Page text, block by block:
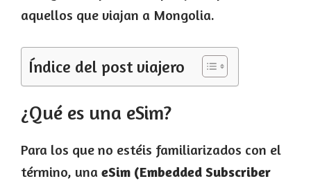
aquellos que viajan a Mongolia.
Índice del post viajero
¿Qué es una eSim?
Para los que no estéis familiarizados con el
término, una eSim (Embedded Subscriber